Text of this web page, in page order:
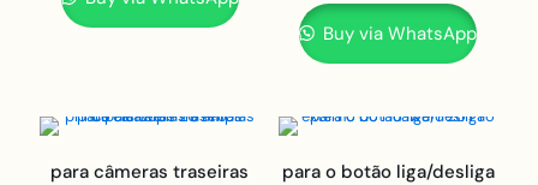
Buy via WhatsApp
para câmeras traseiras
para o botão liga/desliga